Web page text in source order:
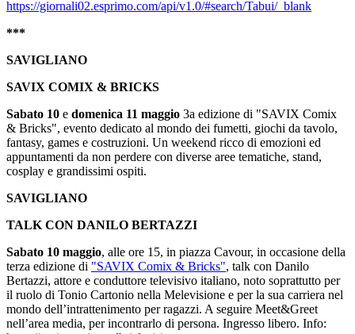
https://giornali02.esprimo.com/api/v1.0/#search/Tabui/_blank
***
SAVIGLIANO
SAVIX COMIX & BRICKS
Sabato 10 e domenica 11 maggio 3a edizione di "SAVIX Comix
& Bricks", evento dedicato al mondo dei fumetti, giochi da tavolo,
fantasy, games e costruzioni. Un weekend ricco di emozioni ed
appuntamenti da non perdere con diverse aree tematiche, stand,
cosplay e grandissimi ospiti.
SAVIGLIANO
TALK CON DANILO BERTAZZI
Sabato 10 maggio, alle ore 15, in piazza Cavour, in occasione della
terza edizione di "SAVIX Comix & Bricks", talk con Danilo
Bertazzi, attore e conduttore televisivo italiano, noto soprattutto per
il ruolo di Tonio Cartonio nella Melevisione e per la sua carriera nel
mondo dell’intrattenimento per ragazzi. A seguire Meet&Greet
nell’area media, per incontrarlo di persona. Ingresso libero. Info: